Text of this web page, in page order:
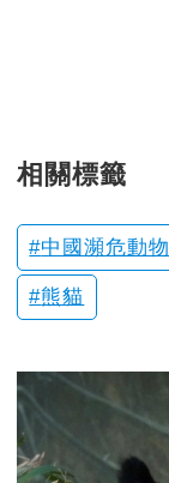
相關標籤
中國瀕危動物
熊貓